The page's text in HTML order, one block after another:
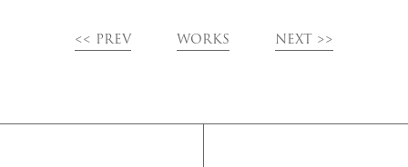
<< PREV WORKS NEXT >>